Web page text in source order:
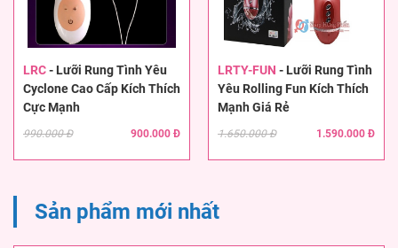
LRC- Lưỡi Rung Tình Yêu
Cyclone Cao Cấp Kích Thích
Cực Mạnh
990.000 Đ 900.000 Đ
LRTY-FUN - Lưỡi Rung Tình
Yêu Rolling Fun Kích Thích
Mạnh Giá Rẻ
1.650.000 Đ 1.590.000 Đ
Sản phẩm mới nhất